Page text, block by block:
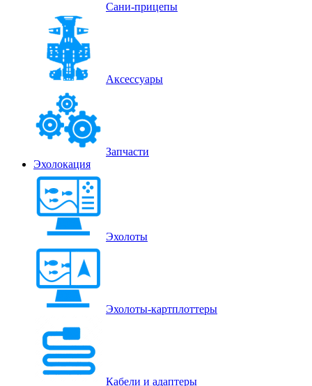
Сани-прицепы
Аксессуары
Запчасти
Эхолокация
Эхолоты
Эхолоты-картплоттеры
Кабели и адаптеры